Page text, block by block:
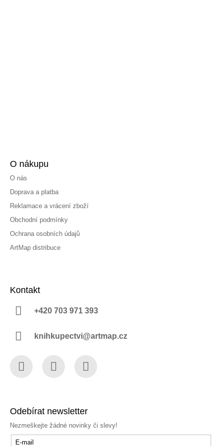
O nákupu
O nás
Doprava a platba
Reklamace a vrácení zboží
Obchodní podmínky
Ochrana osobních údajů
ArtMap distribuce
Kontakt
+420 703 971 393
knihkupectvi@artmap.cz
Odebírat newsletter
Nezmeškejte žádné novinky či slevy!
E-mail